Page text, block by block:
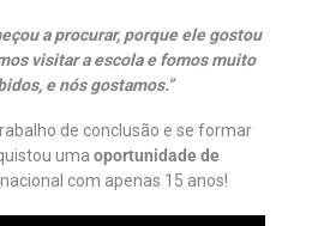
a procurar, porque ele gostou
visitar a escola e fomos muito
e nós gostamos.”
de conclusão e se formar
uma oportunidade de
com apenas 15 anos!